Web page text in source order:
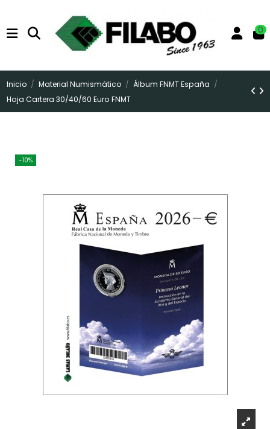
0
Inicio Material Numismático
Álbum FNMT España
Hoja Cartera 30/40/60 Euro FNMT
-10%